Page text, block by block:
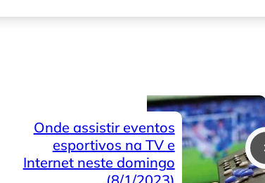
Onde assistir eventos
esportivos na TV e
Internet neste domingo